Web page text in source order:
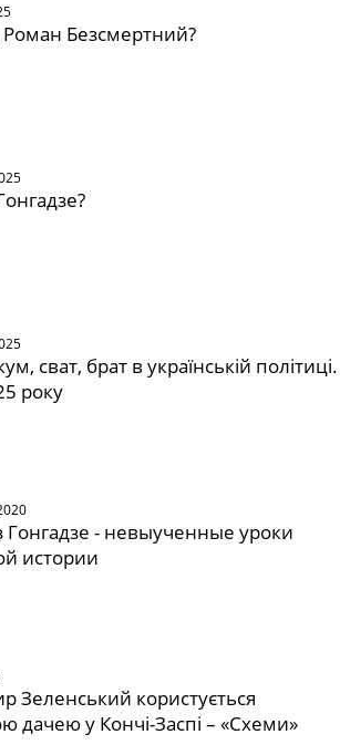
Роман Безсмертний?
сват, брат в українській політиці.
року
Гонгадзе - невыученные уроки
истории
Зеленський користується
дачею у Кончі-Заспі – «Схеми»